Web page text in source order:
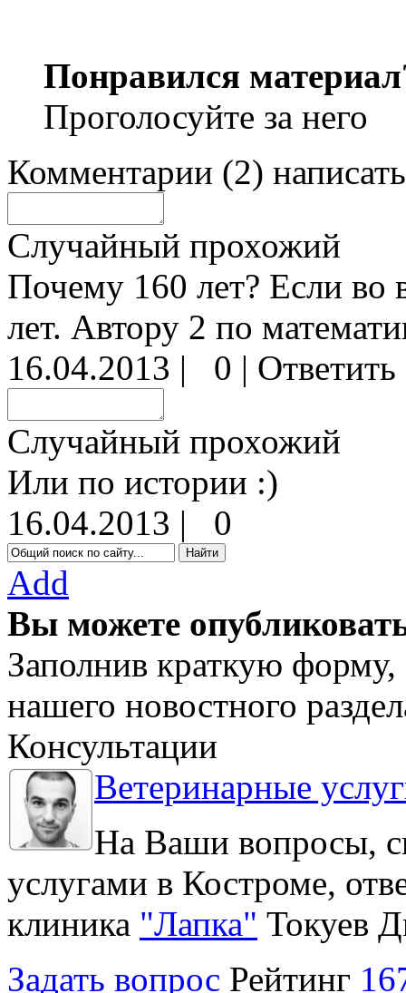
Понравился
Проголосуйте за него
Комментарии (2) написать
Случайный прохожий
Почему 160 лет? Если во
лет. Автору 2 по
16.04.2013 | 0 | Ответить
Случайный прохожий
Или по истории :)
16.04.2013 |
0
Add
Вы можете
Заполнив краткую
нашего новостного
Консультации
Ветеринарные
На Ваши вопросы,
услугами в Костроме,
клиника "Лапка" Токуев
Задать вопрос Рейтинг